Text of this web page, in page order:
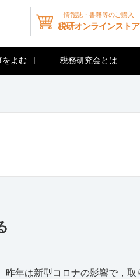
情報誌・書籍等のご購入
税研オンラインストア
をよむ 税務研究会とは
年は新型コロナの影響で，